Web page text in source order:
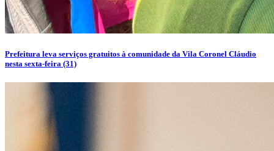
Prefeitura leva serviços gratuitos à comunidade da Vila Coronel Cláudio
nesta sexta-feira (31)